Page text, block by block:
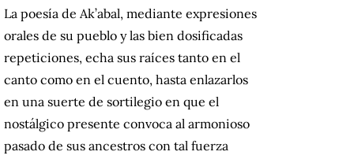
La poesía de Ak’abal, mediante expresiones
orales de su pueblo y las bien dosificadas
repeticiones, echa sus raíces tanto en el
canto como en el cuento, hasta enlazarlos
en una suerte de sortilegio en que el
nostálgico presente convoca al armonioso
pasado de sus ancestros con tal fuerza